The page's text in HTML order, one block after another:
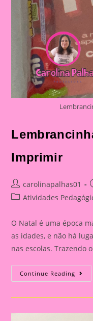
Imprimir
Post
author:
carolinapalhas01
PostAtividades
O Natal é uma época
as idades, e não há
nas escolas. Trazendo
Continue Reading
Ho,
Para